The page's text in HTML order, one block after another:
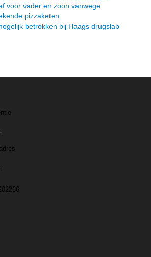
voor vader en zoon vanwege
pizzaketen
betrokken bij Haags drugslab